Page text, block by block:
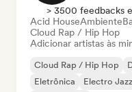
> 3500 feedbacks
Acid HouseAmbiente
Cloud Rap / Hip Hop
Adicionar artistas às
Cloud Rap / Hip Hop
Eletrônica
Electro